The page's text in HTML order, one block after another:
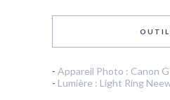
- Appareil Photo : Canon
- Lumière : Light Ring